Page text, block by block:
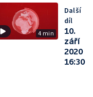
4 min
Další
díl
10.
září
2020
16:30